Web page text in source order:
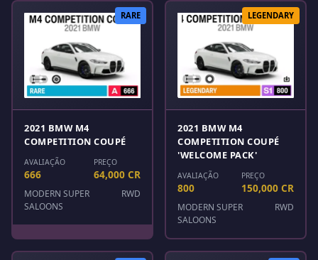
RARE
2021 BMW M4
COMPETITION COUPÉ
AVALIAÇÃO
666
PREÇO
64,000 CR
MODERN SUPER
SALOONS
RWD
LEGENDARY
2021 BMW M4
COMPETITION COUPÉ
'WELCOME PACK'
AVALIAÇÃO
800
PREÇO
150,000 CR
MODERN SUPER
SALOONS
RWD